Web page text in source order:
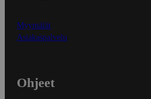
Myymälät
Asiakaspalvelu
Ohjeet